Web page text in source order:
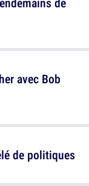
de politiques
avec Bob